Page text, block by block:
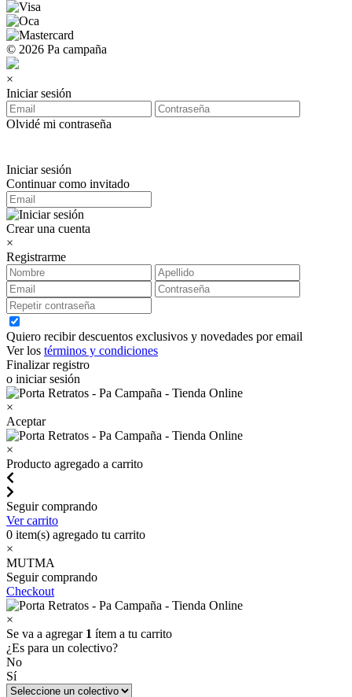
© 2026 Pa campaña
×
Iniciar sesión
Olvidé mi contraseña
Iniciar sesión
Continuar como invitado
Crear una cuenta
×
Registrarme
Quiero recibir descuentos exclusivos y novedades por email
Ver los términos y condiciones
Finalizar registro
o iniciar sesión
×
Aceptar
×
Producto agregado a carrito
Seguir comprando
Ver carrito
0 item(s) agregado tu carrito
×
MUTMA
Seguir comprando
Checkout
×
Se va a agregar 1 ítem a tu carrito
¿Es para un colectivo?
No
Sí